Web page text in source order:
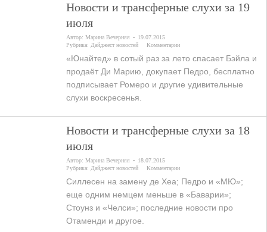
Новости и трансферные слухи за 19
июля
Автор:Марина Вечерняя
19.07.2015
Рубрика: Дайджест новостей Комментарии
«Юнайтед» в сотый раз за лето спасает Бэйла и
продаёт Ди Марию, докупает Педро, бесплатно
подписывает Ромеро и другие удивительные
слухи воскресенья.
Новости и трансферные слухи за 18
июля
Автор:Марина Вечерняя
18.07.2015
Рубрика: Дайджест новостей Комментарии
Силлесен на замену де Хеа; Педро и «МЮ»;
еще одним немцем меньше в «Баварии»;
Стоунз и «Челси»; последние новости про
Отаменди и другое.